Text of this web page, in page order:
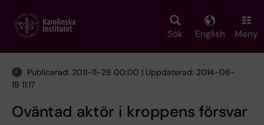
main
Sök English Meny
Publicerad: 2011-11-28 00:00 | Uppdaterad: 2014-06-
19 11:17
Oväntad aktör i kroppens försvar